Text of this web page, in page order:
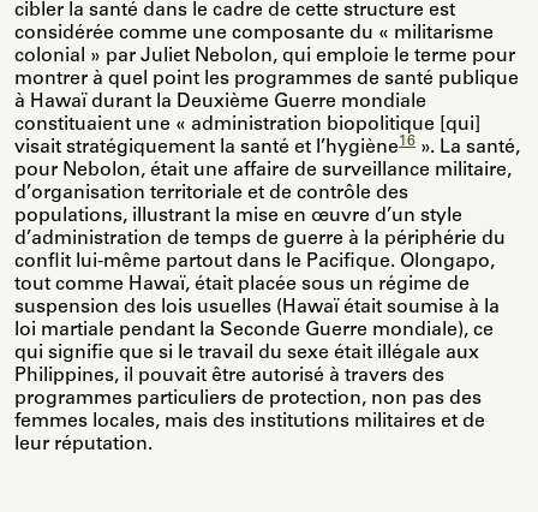
cibler la santé dans le cadre de cette structure est
considérée comme une composante du « militarisme
colonial » par Juliet Nebolon, qui emploie le terme pour
montrer à quel point les programmes de santé publique
à Hawaï durant la Deuxième Guerre mondiale
constituaient une « administration biopolitique [qui]
visait stratégiquement la santé et l’hygiène16 ». La santé,
pour Nebolon, était une affaire de surveillance militaire,
d’organisation territoriale et de contrôle des
populations, illustrant la mise en œuvre d’un style
d’administration de temps de guerre à la périphérie du
conflit lui-même partout dans le Pacifique. Olongapo,
tout comme Hawaï, était placée sous un régime de
suspension des lois usuelles (Hawaï était soumise à la
loi martiale pendant la Seconde Guerre mondiale), ce
qui signifie que si le travail du sexe était illégale aux
Philippines, il pouvait être autorisé à travers des
programmes particuliers de protection, non pas des
femmes locales, mais des institutions militaires et de
leur réputation.